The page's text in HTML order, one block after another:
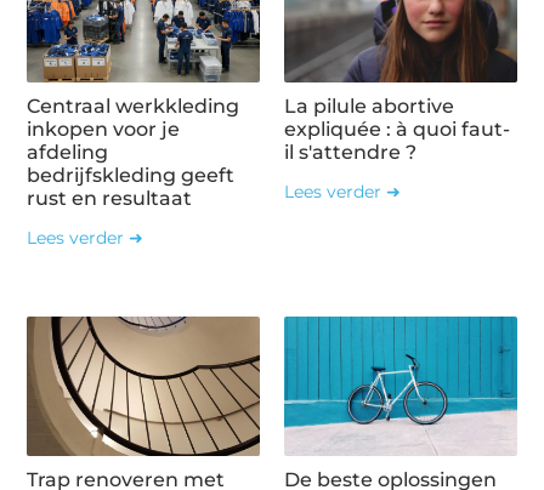
Centraal werkkleding
inkopen voor je
afdeling
bedrijfskleding geeft
rust en resultaat
Lees verder ➜
La pilule abortive
expliquée : à quoi faut-
il s'attendre ?
Lees verder ➜
Trap renoveren met
De beste oplossingen